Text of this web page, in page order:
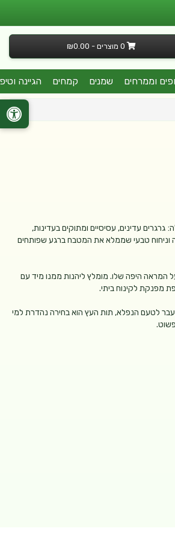
0 מוצרים - ₪0.00
וממרחים שמנים קמחים הגיינה
של כ־130 גרם, אבל עם נוכחות גדולה: גרגרים עדינים, עסיסיים ומתוקים בעדינות,
וניחוח טבעי שממלא את המטבח ברגע שפותחים
המראה היפה שלו. מומלץ ליהנות ממנו מיד עם
מפנקת לקינוח ביתי.
לטעם הנפלא, תות העץ הוא בחירה נהדרת למי